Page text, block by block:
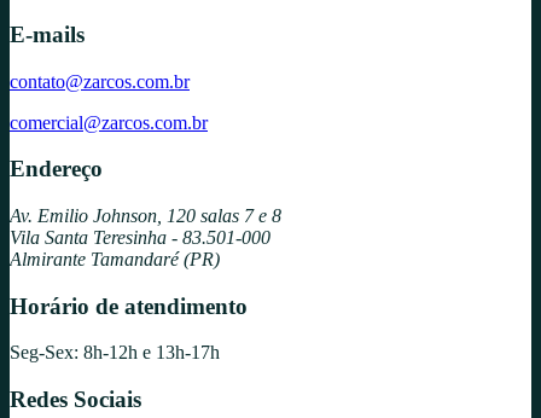
E-mails
contato@zarcos.com.br
comercial@zarcos.com.br
Endereço
Av. Emilio Johnson, 120 salas 7 e 8
Vila Santa Teresinha - 83.501-000
Almirante Tamandaré (PR)
Horário de atendimento
Seg-Sex: 8h-12h e 13h-17h
Redes Sociais